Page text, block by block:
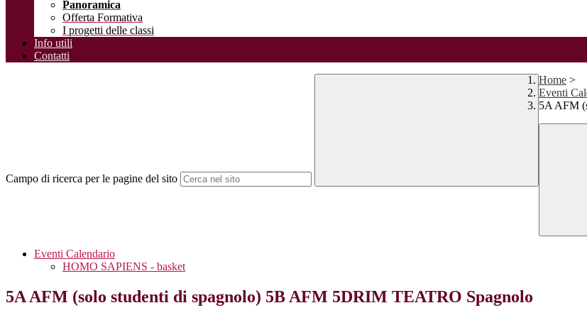
Panoramica
Offerta Formativa
I progetti delle classi
Info utili
Contatti
Campo di ricerca per le pagine del sito
Home >
Eventi
5A AFM
Eventi Calendario
HOMO SAPIENS - basket
5A AFM (solo studenti di spagnolo) 5B AFM 5DRIM TEATRO Spagnolo